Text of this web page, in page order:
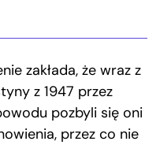
zakłada, że wraz z
z 1947 przez
pozbyli się oni
przez co nie